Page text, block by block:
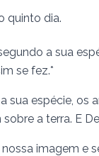
quinto dia.
a sua
se fez.*
sua espécie,
a terra. E
imagem e